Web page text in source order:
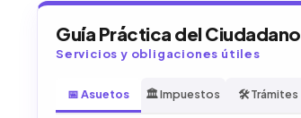
Guía Práctica del Ciudadano
Servicios y obligaciones útiles
📅 Asuetos 🏛️ Impuestos 🛠️ Trámites